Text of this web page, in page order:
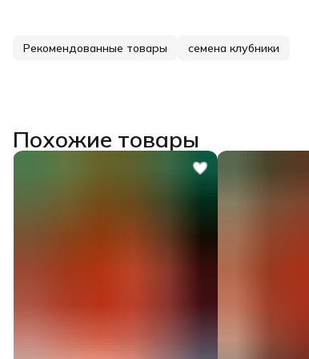
Рекомендованные товары семена клубники
Похожие товары